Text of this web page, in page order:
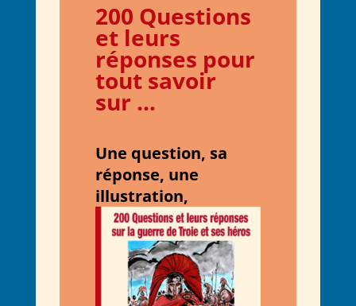
200 Questions
et leurs
réponses pour
tout savoir
sur …
Une question, sa
réponse, une
illustration,